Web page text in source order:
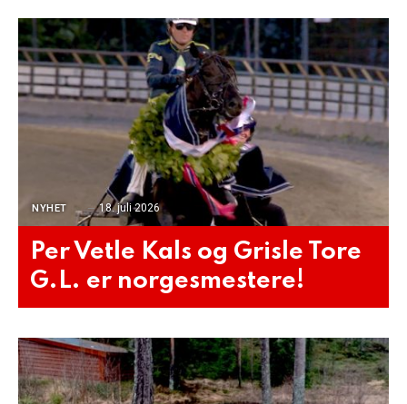
NYHET 18. juli 2026
Per Vetle Kals og Grisle Tore
G.L. er norgesmestere!